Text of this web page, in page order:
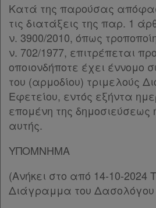
Κατά της παρούσας
τις διατάξεις της παρ. 1
ν. 3900/2010, όπως
ν. 702/1977, επιτρέπεται
οποιονδήποτε έχει έννομο
του (αρμοδίου) τριμελούς
Εφετείου, εντός εξήντα
επομένη της δημοσιεύσεως
αυτής.
ΥΠΟΜΝΗΜΑ
(Ανήκει στο από 14-10-2024
Διάγραμμα του Δασολόγου